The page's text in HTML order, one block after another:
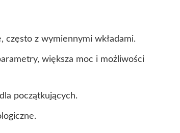
często z wymiennymi wkładami.
większa moc i możliwości
początkujących.